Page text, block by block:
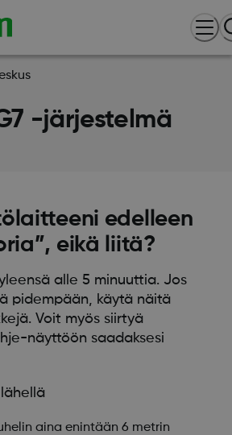
-järjestelmä
edelleen
eikä liitä?
alle 5 minuuttia. Jos
pidempään, käytä näitä
Voit myös siirtyä
näyttöön saadaksesi
aina enintään 6 metrin